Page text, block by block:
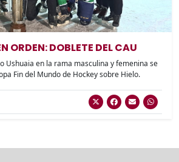
ORDEN: DOBLETE DEL CAU
Ushuaia en la rama masculina y femenina se
Fin del Mundo de Hockey sobre Hielo.